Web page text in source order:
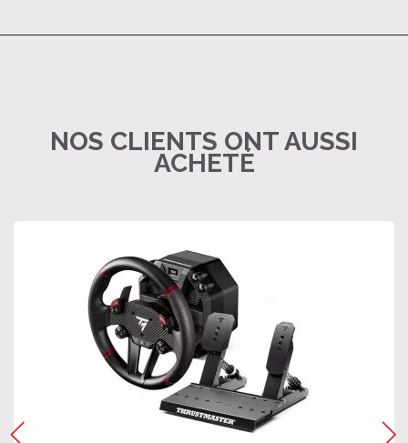
NOS CLIENTS ONT AUSSI
ACHETÉ